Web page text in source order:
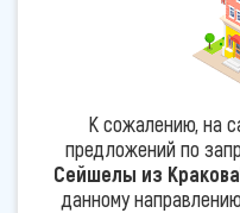
К сожалению, на
предложений по
Сейшелы из
данному